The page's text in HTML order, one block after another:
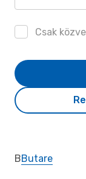
Csak
BButare